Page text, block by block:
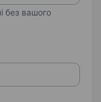
без вашого